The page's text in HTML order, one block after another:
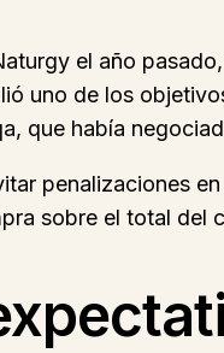
el año
uno de los
que había
penalizaciones
sobre el total del